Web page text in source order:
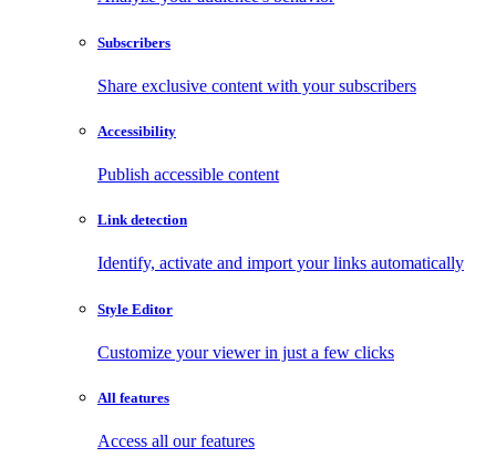
Subscribers
Share exclusive content with your subscribers
Accessibility
Publish accessible content
Link detection
Identify, activate and import your links automatically
Style Editor
Customize your viewer in just a few clicks
All features
Access all our features